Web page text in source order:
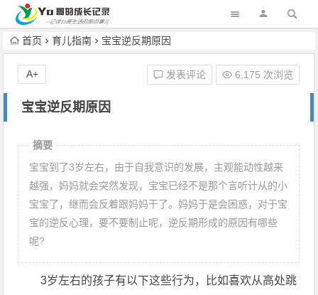
首页 育儿指南 宝宝逆反期原因
宝宝逆反期原因
发表评论 6,175 次浏览
A+
摘要
宝宝到了3岁左右，由于自我意识的发展，主观能动性越来
越强，妈妈就会突然发现，宝宝已经不是那个言听计从的小
宝宝了，继而会反着跟妈妈干了。妈妈于是会困惑，对于宝
宝的逆反心理，要不要制止呢，逆反期形成的原因有哪些
呢?
3岁左右的孩子有以下这些行为，比如喜欢从高处跳